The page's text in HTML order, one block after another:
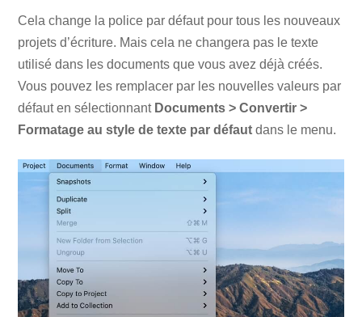
Cela change la police par défaut pour tous les nouveaux
projets d’écriture. Mais cela ne changera pas le texte
utilisé dans les documents que vous avez déjà créés.
Vous pouvez les remplacer par les nouvelles valeurs par
défaut en sélectionnant Documents > Convertir >
Formatage au style de texte par défaut dans le menu.